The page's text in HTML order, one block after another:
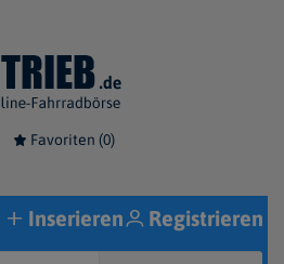
Favoriten (0)
Inserieren Registrieren